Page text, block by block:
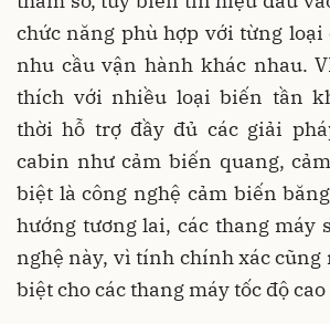
chức năng phù hợp với từng
nhu cầu vận hành khác nhau.
thích với nhiều loại biến tần
thời hỗ trợ đầy đủ các giải
cabin như cảm biến quang,
biệt là công nghệ cảm biến
hướng tương lai, các thang máy
nghệ này, vì tính chính xác cũng
biệt cho các thang máy tốc độ cao